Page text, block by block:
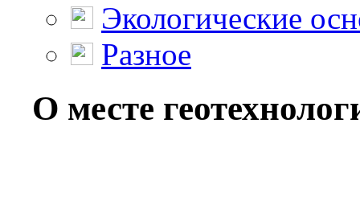
Экологические
Разное
О месте